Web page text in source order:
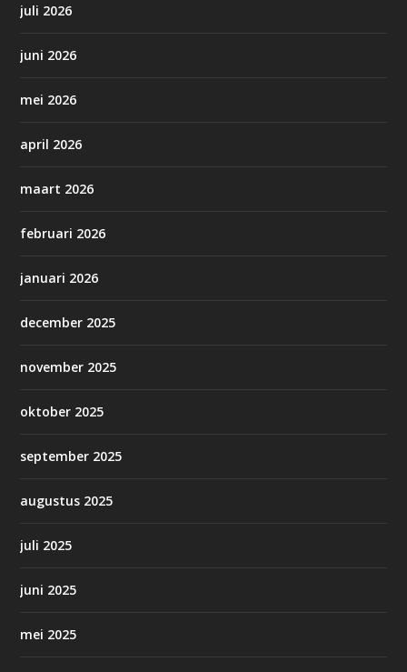
juli 2026
juni 2026
mei 2026
april 2026
maart 2026
februari 2026
januari 2026
december 2025
november 2025
oktober 2025
september 2025
augustus 2025
juli 2025
juni 2025
mei 2025